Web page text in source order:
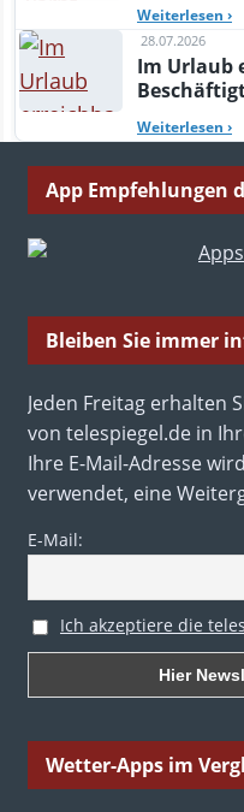
Weiterlesen ›
28.07.2026
Im Urlaub
Weiterlesen ›
App Empfehlungen
Bleiben Sie immer
Jeden Freitag erhalten
von telespiegel.de in
Ihre E-Mail-Adresse
verwendet, eine
E-Mail:
Ich akzeptiere die
Wetter-Apps im